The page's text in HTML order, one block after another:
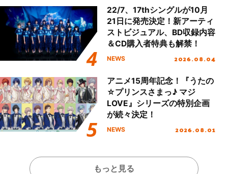
22/7、17thシングルが10月
21日に発売決定！新アーティ
ストビジュアル、BD収録内容
＆CD購入者特典も解禁！
NEWS 2026.08.04
アニメ15周年記念！『うたの
☆プリンスさまっ♪ マジ
LOVE』シリーズの特別企画
が続々決定！
NEWS 2026.08.01
もっと見る